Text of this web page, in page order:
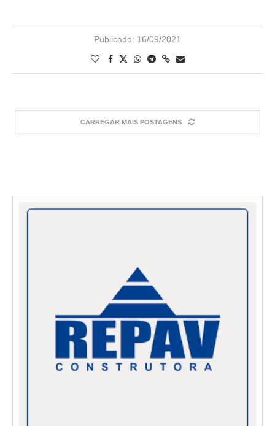
Publicado: 16/09/2021
CARREGAR MAIS POSTAGENS